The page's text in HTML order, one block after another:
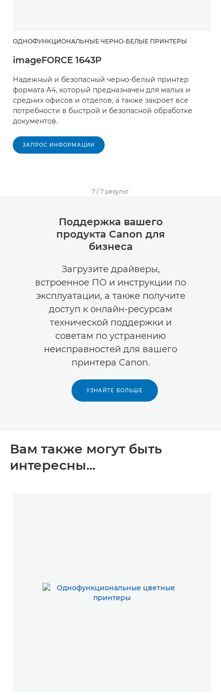
ОДНОФУНКЦИОНАЛЬНЫЕ ЧЕРНО-БЕЛЫЕ ПРИНТЕРЫ
imageFORCE 1643P
Надежный и безопасный черно-белый принтер
формата A4, который предназначен для малых и
средних офисов и отделов, а также закроет все
потребности в быстрой и безопасной обработке
документов. ​
ЗАПРОС ИНФОРМАЦИИ
7/ 7 результ.
Поддержка вашего
продукта Canon для
бизнеса
Загрузите драйверы,
встроенное ПО и инструкции по
эксплуатации, а также получите
доступ к онлайн-ресурсам
технической поддержки и
советам по устранению
неисправностей для вашего
принтера Canon.
УЗНАЙТЕ БОЛЬШЕ
Вам также могут быть
интересны...